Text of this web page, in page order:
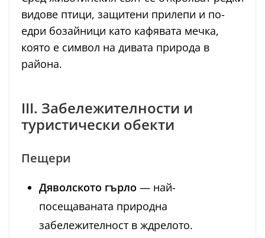
видове птици, защитени прилепи и по-
едри бозайници като кафявата мечка,
която е символ на дивата природа в
района.
III. Забележителности и
туристически обекти
Пещери
Дяволското гърло — най-
посещаваната природна
забележителност в ждрелото.